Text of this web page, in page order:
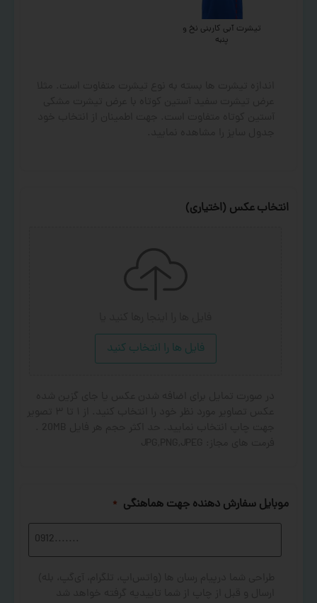
تیشرت آبی کاربنی نخ و
پنبه
انتخاب عکس (اختیاری)
فایل ها را انتخاب کنید
موبایل سفارش دهنده جهت هماهنگی *